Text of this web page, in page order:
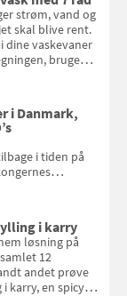
strøm, vand og
skal blive rent.
dine vaskevaner
bruge
har
at spare penge
i Danmark,
i tiden på
er de 10
i karry
løsning på
12
andet prøve
karry, en spicy